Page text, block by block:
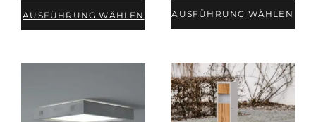
AUSFÜHRUNG WÄHLEN AUSFÜHRUNG WÄHLEN